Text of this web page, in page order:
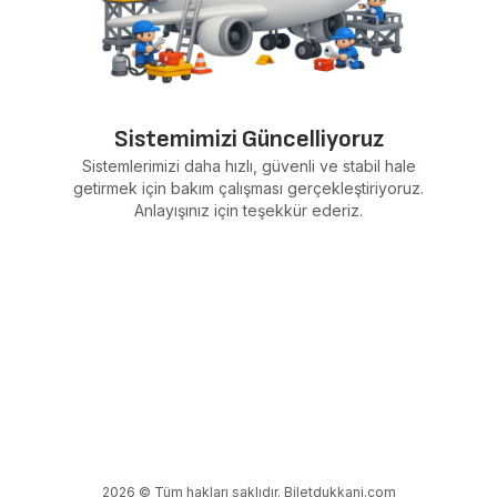
Sistemimizi Güncelliyoruz
Sistemlerimizi daha hızlı, güvenli ve stabil hale
getirmek için bakım çalışması gerçekleştiriyoruz.
Anlayışınız için teşekkür ederiz.
2026 © Tüm hakları saklıdır. Biletdukkani.com